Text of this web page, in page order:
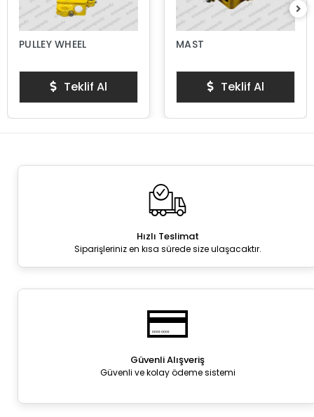
PULLEY WHEEL
Teklif Al
MAST
Teklif Al
Hızlı Teslimat
Siparişleriniz en kısa sürede size ulaşacaktır.
Güvenli Alışveriş
Güvenli ve kolay ödeme sistemi